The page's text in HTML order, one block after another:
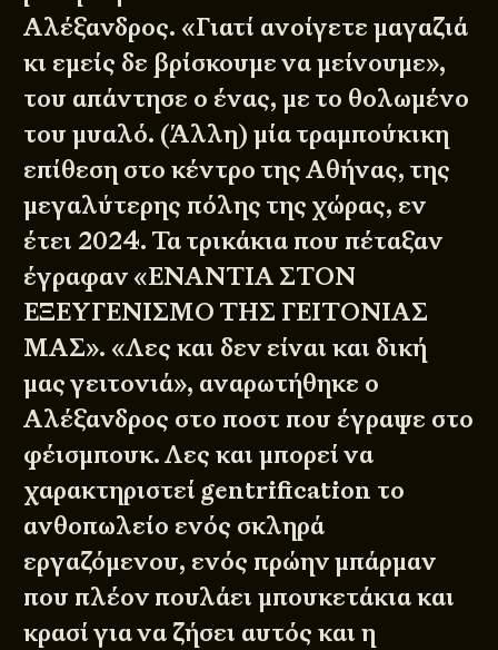
Αλέξανδρος. «Γιατί ανοίγετε μαγαζιά
κι εμείς δε βρίσκουμε να μείνουμε»,
του απάντησε ο ένας, με το θολωμένο
του μυαλό. (Άλλη) μία τραμπούκικη
επίθεση στο κέντρο της Αθήνας, της
μεγαλύτερης πόλης της χώρας, εν
έτει 2024. Τα τρικάκια που πέταξαν
έγραφαν «ΕΝΑΝΤΙΑ ΣΤΟΝ
ΕΞΕΥΓΕΝΙΣΜΟ ΤΗΣ ΓΕΙΤΟΝΙΑΣ
ΜΑΣ». «Λες και δεν είναι και δική
μας γειτονιά», αναρωτήθηκε ο
Αλέξανδρος στο ποστ που έγραψε στο
φέισμπουκ. Λες και μπορεί να
χαρακτηριστεί gentrification το
ανθοπωλείο ενός σκληρά
εργαζόμενου, ενός πρώην μπάρμαν
που πλέον πουλάει μπουκετάκια και
κρασί για να ζήσει αυτός και η